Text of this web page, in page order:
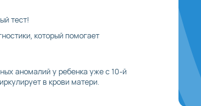
тест!
который помогает
аномалий у ребенка уже с 10-й
в крови матери.